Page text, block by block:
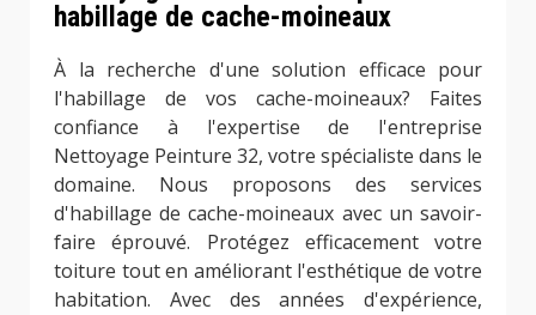
habillage de cache-moineaux
À la recherche d'une solution efficace pour
l'habillage de vos cache-moineaux? Faites
confiance à l'expertise de l'entreprise
Nettoyage Peinture 32, votre spécialiste dans le
domaine. Nous proposons des services
d'habillage de cache-moineaux avec un savoir-
faire éprouvé. Protégez efficacement votre
toiture tout en améliorant l'esthétique de votre
habitation. Avec des années d'expérience,